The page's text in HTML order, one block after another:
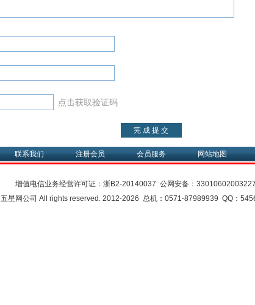
点击获取验证码
联系我们 注册会员 会员服务 网站地图
增值电信业务经营许可证： 浙B2-20140037 公网安备：
五星网公司 All rights reserved. 2012-2026 总机：0571-87989939 QQ：